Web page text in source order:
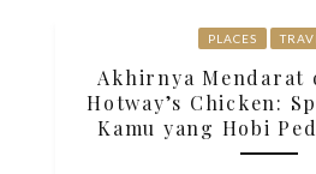
PLACES
Akhirnya Mendarat
Hotway’s Chicken:
Kamu yang Hobi